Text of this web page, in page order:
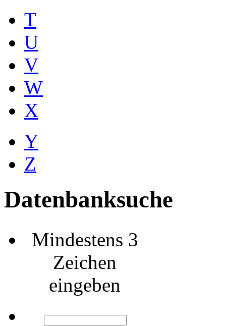
T
U
V
W
X
Y
Z
Datenbanksuche
Mindestens 3
Zeichen
eingeben